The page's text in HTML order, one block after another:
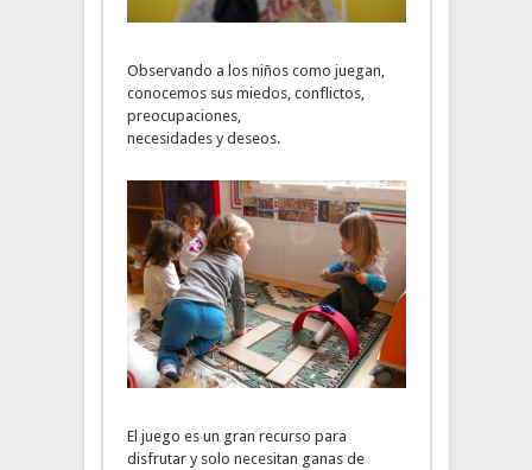
Observando a los niños como juegan,
conocemos sus miedos, conflictos,
preocupaciones,
necesidades y deseos.
El juego es un gran recurso para
disfrutar y solo necesitan ganas de